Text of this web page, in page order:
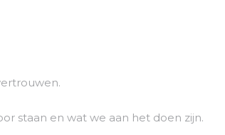
staan en wat we aan het doen zijn.